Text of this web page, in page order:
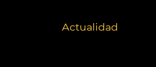
Actualidad